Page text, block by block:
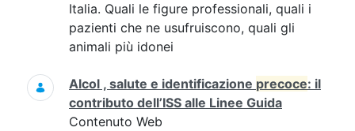
Italia. Quali le figure professionali, quali i
pazienti che ne usufruiscono, quali gli
animali più idonei
Alcol , salute e identificazione precoce: il
contributo dell’ISS alle Linee Guida
Contenuto Web